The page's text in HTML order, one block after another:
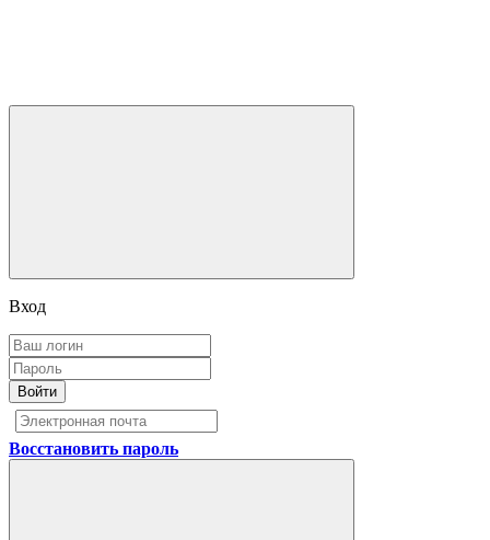
Вход
Войти
Восстановить пароль